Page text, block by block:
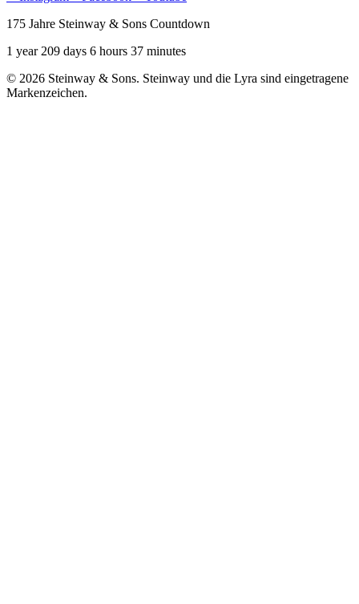
175 Jahre Steinway & Sons Countdown
1 year 209 days 6 hours 37 minutes
© 2026 Steinway & Sons. Steinway und die Lyra sind eingetragene
Markenzeichen.